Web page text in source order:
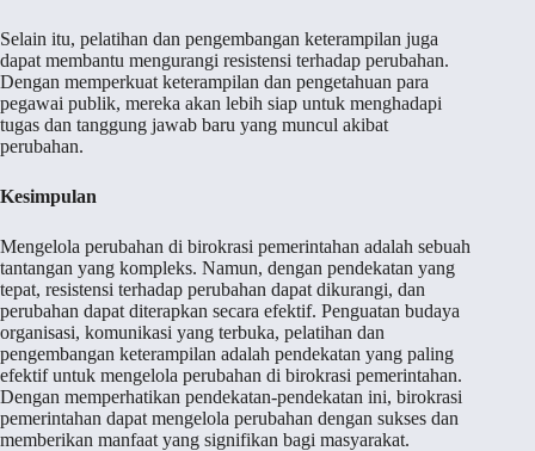
Selain itu, pelatihan dan pengembangan keterampilan juga
dapat membantu mengurangi resistensi terhadap perubahan.
Dengan memperkuat keterampilan dan pengetahuan para
pegawai publik, mereka akan lebih siap untuk menghadapi
tugas dan tanggung jawab baru yang muncul akibat
perubahan.
Kesimpulan
Mengelola perubahan di birokrasi pemerintahan adalah sebuah
tantangan yang kompleks. Namun, dengan pendekatan yang
tepat, resistensi terhadap perubahan dapat dikurangi, dan
perubahan dapat diterapkan secara efektif. Penguatan budaya
organisasi, komunikasi yang terbuka, pelatihan dan
pengembangan keterampilan adalah pendekatan yang paling
efektif untuk mengelola perubahan di birokrasi pemerintahan.
Dengan memperhatikan pendekatan-pendekatan ini, birokrasi
pemerintahan dapat mengelola perubahan dengan sukses dan
memberikan manfaat yang signifikan bagi masyarakat.